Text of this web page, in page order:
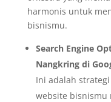
harmonis untuk
bisnismu.
Search Engine
Nangkring di
Ini adalah
website bisnismu